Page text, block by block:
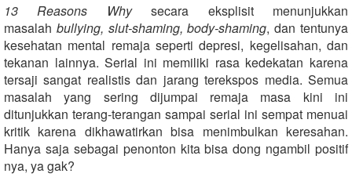
13 Reasons Whysecara eksplisit menunjukkan
masalah bullying, slut-shaming, body-shaming, dan tentunya
kesehatan mental remaja seperti depresi, kegelisahan, dan
tekanan lainnya. Serial ini memiliki rasa kedekatan karena
tersaji sangat realistis dan jarang terekspos media. Semua
masalah yang sering dijumpai remaja masa kini ini
ditunjukkan terang-terangan sampai serial ini sempat menuai
kritik karena dikhawatirkan bisa menimbulkan keresahan.
Hanya saja sebagai penonton kita bisa dong ngambil positif
nya, ya gak?